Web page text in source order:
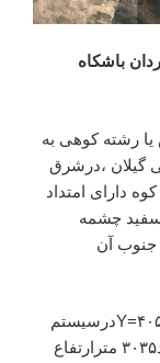
باشکاه
رشته کوهی به
گیلان ،درشرق
دارای امتداد
چشمه
آن
قله نفت چاک درمختصات ۴۳۹۹۰۶=X و۴۰۵۵۰۹۵=Yدرسیستم
UTM قرارداشته،نسبت به سطح دریاهای آزاد۳۰۳۵ مترارتفاع